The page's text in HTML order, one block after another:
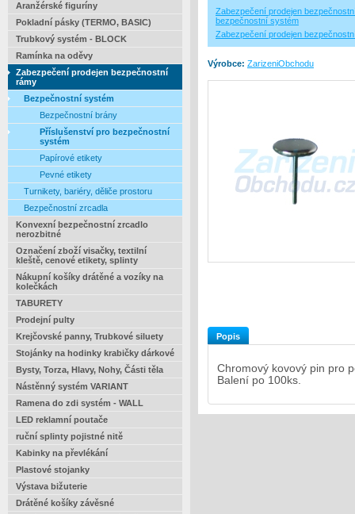
Aranžérské figuríny
Pokladní pásky (TERMO, BASIC)
Trubkový systém - BLOCK
Ramínka na oděvy
Zabezpečení prodejen bezpečnostní
rámy
Bezpečnostní systém
Bezpečnostní brány
Příslušenství pro bezpečnostní
systém
Papírové etikety
Pevné etikety
Turnikety, bariéry, děliče prostoru
Bezpečnostní zrcadla
Konvexní bezpečnostní zrcadlo
nerozbitné
Označení zboží visačky, textilní
kleště, cenové etikety, splinty
Nákupní košíky drátěné a vozíky na
kolečkách
TABURETY
Prodejní pulty
Krejčovské panny, Trubkové siluety
Stojánky na hodinky krabičky dárkové
Bysty, Torza, Hlavy, Nohy, Části těla
Nástěnný systém VARIANT
Ramena do zdi systém - WALL
LED reklamní poutače
ruční splinty pojistné nitě
Kabinky na převlékání
Plastové stojanky
Výstava bižuterie
Drátěné košíky závěsné
Zabezpečení prodejen
bezpečnostní systém
Zabezpečení prodejen
Výrobce: ZarizeniObchodu
Popis
Chromový kovový pin pro
Balení po 100ks.